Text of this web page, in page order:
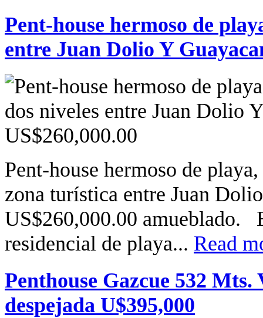
Pent-house hermoso de
entre Juan Dolio Y
Pent-house hermoso de
zona turística entre Juan
US$260,000.00 amueblado.
residencial de playa... Read
Penthouse Gazcue 532
despejada U$395,000